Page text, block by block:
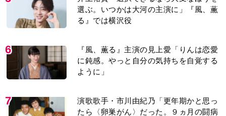
選ぶ。いつかは大河の主演に」『風、薫
る』では横沢役
6
『風、薫る』主演の見上愛「りんは恋愛
に鈍感。やっと自分の気持ちを自覚する
ように」
7
演歌歌手・市川由紀乃「更年期かと思っ
たら〈卵巣がん〉だった。９ヵ月の闘病